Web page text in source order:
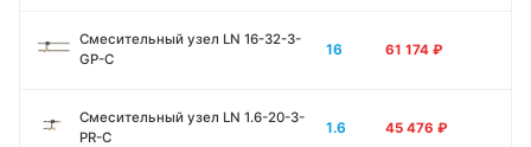
Смесительный узел LN 16-32-3-
GP-C
16 61 174 ₽
Смесительный узел LN 1.6-20-3-
PR-C
1.6 45 476 ₽